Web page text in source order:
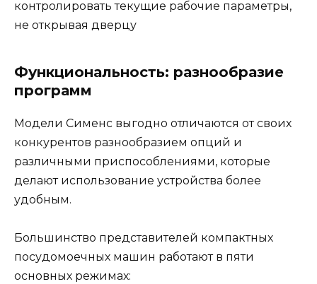
контролировать текущие рабочие параметры,
не открывая дверцу
Функциональность: разнообразие
программ
Модели Сименс выгодно отличаются от своих
конкурентов разнообразием опций и
различными приспособлениями, которые
делают использование устройства более
удобным.
Большинство представителей компактных
посудомоечных машин работают в пяти
основных режимах: